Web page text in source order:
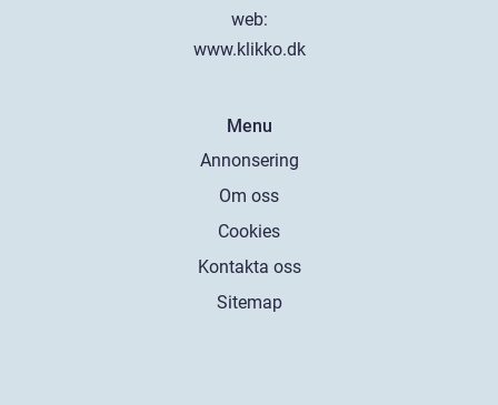
web:
www.klikko.dk
Menu
Annonsering
Om oss
Cookies
Kontakta oss
Sitemap